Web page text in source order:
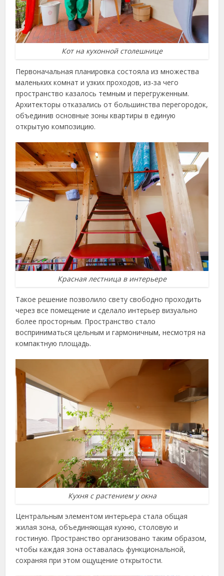
Кот на кухонной столешнице
Первоначальная планировка состояла из множества
маленьких комнат и узких проходов, из-за чего
пространство казалось темным и перегруженным.
Архитекторы отказались от большинства перегородок,
объединив основные зоны квартиры в единую
открытую композицию.
Красная лестница в интерьере
Такое решение позволило свету свободно проходить
через все помещение и сделало интерьер визуально
более просторным. Пространство стало
восприниматься цельным и гармоничным, несмотря на
компактную площадь.
Кухня с растением у окна
Центральным элементом интерьера стала общая
жилая зона, объединяющая кухню, столовую и
гостиную. Пространство организовано таким образом,
чтобы каждая зона оставалась функциональной,
сохраняя при этом ощущение открытости.